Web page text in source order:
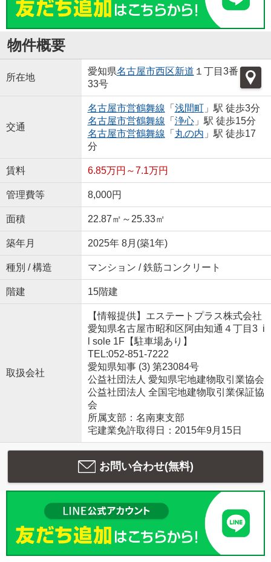
物件概要
所在地
愛知県名古屋市西区新道 １丁目3番
33号
交通
名古屋市営鶴舞線 「 浅間町」駅 徒歩3分
名古屋市営鶴舞線 「 浄心」駅 徒歩15分
名古屋市営鶴舞線 「 丸の内 」駅 徒歩17
分
賃料 6.85万円～7.1万円
管理費等 8,000円
面積 22.87㎡～25.33㎡
築年月 2025年 8月(築1年)
種別 / 構造 マンション / 鉄筋コンクリート
階建 15階建
取扱会社
【情報提供】エステートプラス株式会社
愛知県名古屋市昭和区阿由知通４丁目3 i
l sole 1F【駐車場あり】
TEL:052-851-7222
愛知県知事 (3) 第23084号
公益社団法人 愛知県宅地建物取引業協会
公益社団法人 全国宅地建物取引業保証協
会
所属支部：名南東支部
宅建業免許取得日：2015年9月15日
お問い合わせ(無料)